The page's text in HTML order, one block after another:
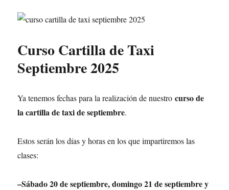
Curso Cartilla de Taxi
Septiembre 2025
Ya tenemos fechas para la realización de nuestrocurso de
la cartilla de taxi de septiembre.
Estos serán los días y horas en los que impartiremos las
clases:
–Sábado 20 de septiembre, domingo 21 de septiembre y